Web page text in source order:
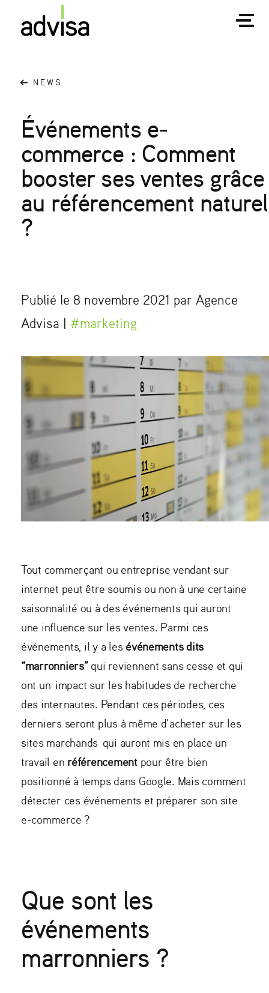
NEWS
Événements e-
commerce : Comment
booster ses ventes grâce
au référencement naturel
?
Publié le 8 novembre 2021 par Agence
Advisa | #marketing
Tout commerçant ou entreprise vendant sur
internet peut être soumis ou non à une certaine
saisonnalité ou à des événements qui auront
une influence sur les ventes. Parmi ces
événements, il y a les événements dits
“marronniers”qui reviennent sans cesse et qui
ont un impact sur les habitudes de recherche
des internautes. Pendant ces périodes, ces
derniers seront plus à même d’acheter sur les
sites marchands qui auront mis en place un
travail en référencementpour être bien
positionné à temps dans Google. Mais comment
détecter ces événements et préparer son site
e-commerce ?
Que sont les
événements
marronniers ?